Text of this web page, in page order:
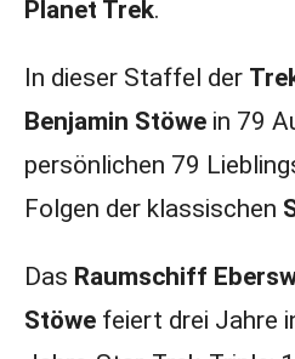
Planet Trek.
In dieser Staffel der
Benjamin Stöwein 79
persönlichen 79
Folgen der klassischen
Das Raumschiff
Stöwefeiert drei Jahre